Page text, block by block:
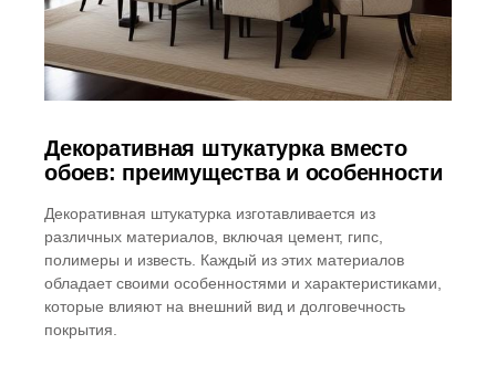
Декоративная штукатурка вместо
обоев: преимущества и особенности
Декоративная штукатурка изготавливается из
различных материалов, включая цемент, гипс,
полимеры и известь. Каждый из этих материалов
обладает своими особенностями и характеристиками,
которые влияют на внешний вид и долговечность
покрытия.